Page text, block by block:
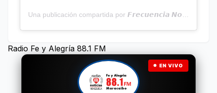
Radio Fe y Alegría 88.1 FM
EN VIVO